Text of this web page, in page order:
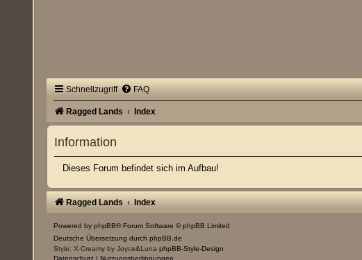
Schnellzugriff FAQ
Ragged Lands Index
Information
Dieses Forum befindet sich im Aufbau!
Ragged Lands Index
Powered byphpBB® Forum Software © phpBB Limited
Deutsche Übersetzung durchphpBB.de
Style: X-Creamy by Joyce&LunaphpBB-Style-Design
Datenschutz |Nutzungsbedingungen